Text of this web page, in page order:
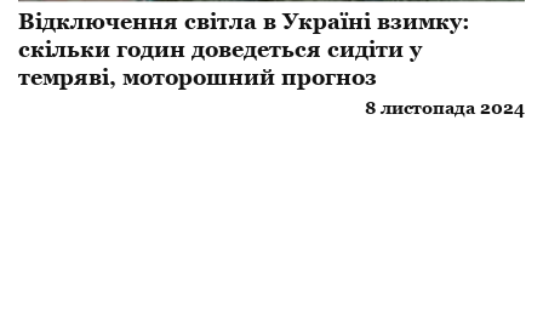
Відключення світла в Україні взимку:
скільки годин доведеться сидіти у
темряві, моторошний прогноз
8 листопада 2024